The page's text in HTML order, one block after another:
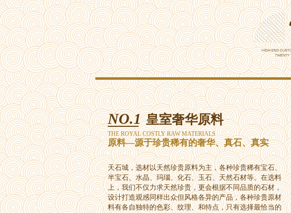
NO.1 皇室奢华原料
THE ROYAL COSTLY RAW MATERIALS
原料—源于珍贵稀有的奢华、真石、真实
天石城，选材以天然珍贵原料为主，各种珍贵稀有宝石、
半宝石、水晶、玛瑙、化石、玉石、天然石材等。在选料
上，我们不仅力求天然珍贵，更会根据不同品质的石材，
设计打造观感同样出众但风格各异的产品，各种珍贵原材
料有各自独特的色彩、纹理、和特点，只有选择最恰当的